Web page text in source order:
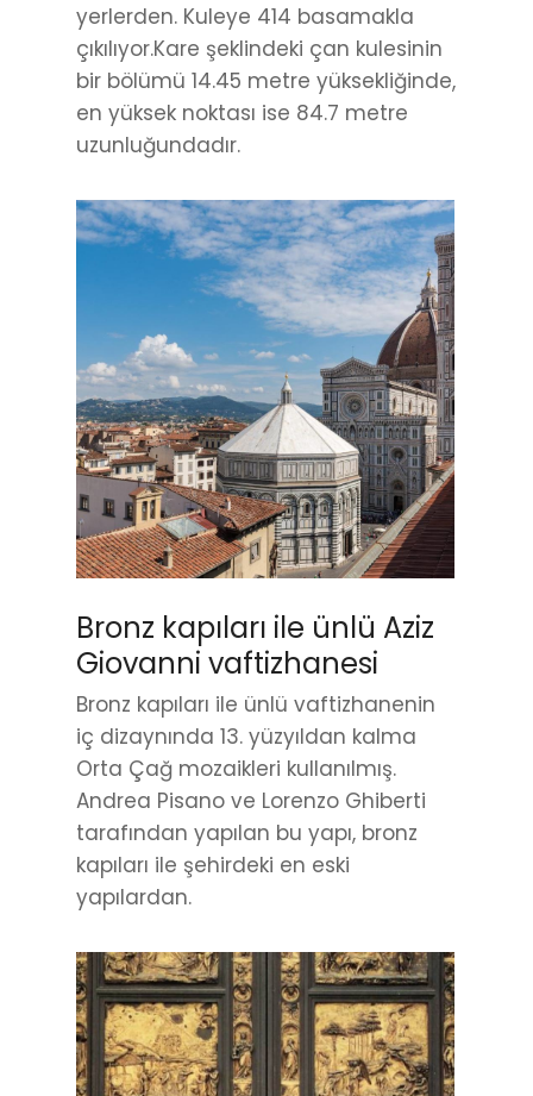
yerlerden. Kuleye 414 basamakla
çıkılıyor.Kare şeklindeki çan kulesinin
bir bölümü 14.45 metre yüksekliğinde,
en yüksek noktası ise 84.7 metre
uzunluğundadır.
Bronz kapıları ile ünlü Aziz
Giovanni vaftizhanesi
Bronz kapıları ile ünlü vaftizhanenin
iç dizaynında 13. yüzyıldan kalma
Orta Çağ mozaikleri kullanılmış.
Andrea Pisano ve Lorenzo Ghiberti
tarafından yapılan bu yapı, bronz
kapıları ile şehirdeki en eski
yapılardan.